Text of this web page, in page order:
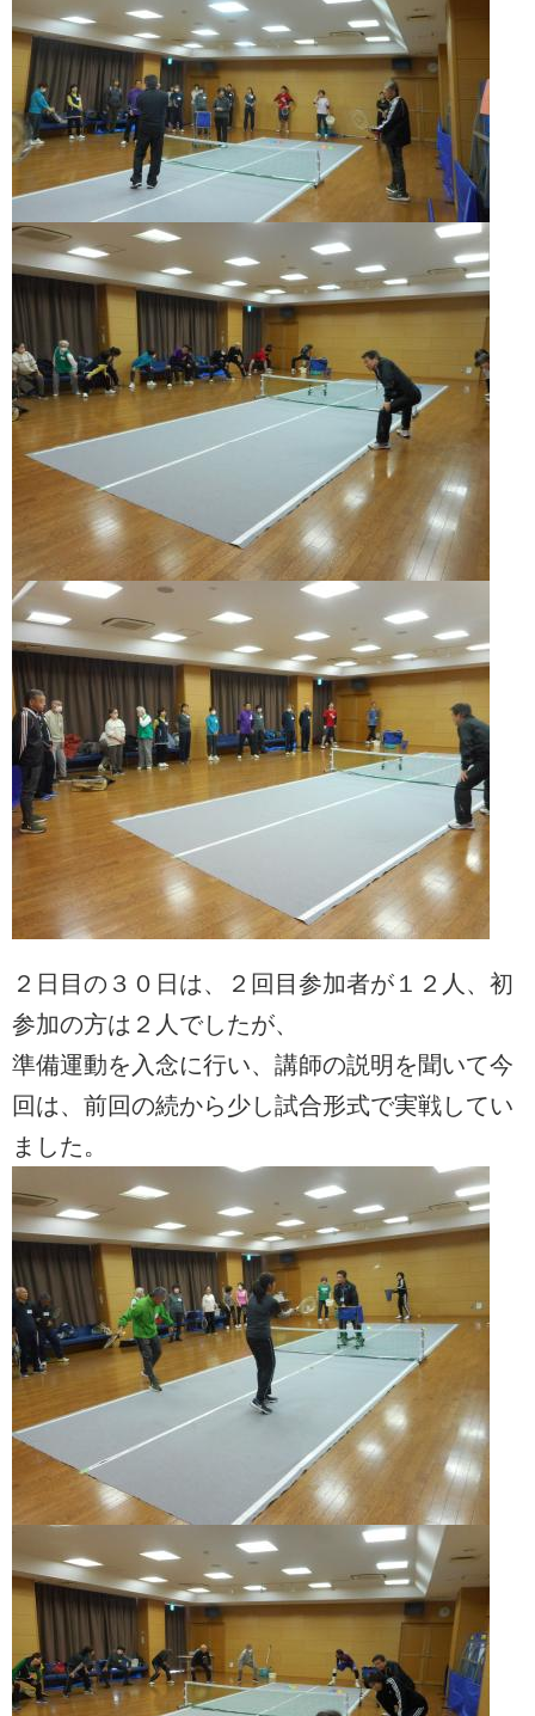
２日目の３０日は、２回目参加者が１２人、初
参加の方は２人でしたが、
準備運動を入念に行い、講師の説明を聞いて今
回は、前回の続から少し試合形式で実戦してい
ました。